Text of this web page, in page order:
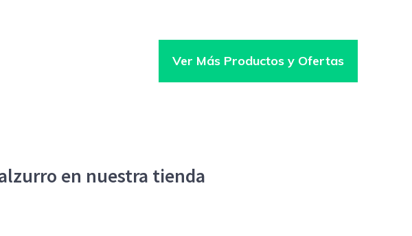
Ver Más Productos y Ofertas
en nuestra tienda